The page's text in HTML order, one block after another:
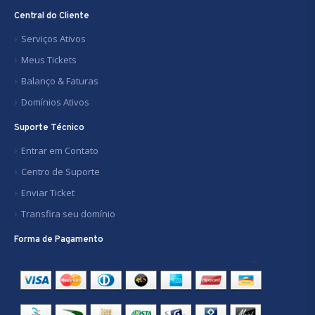
Central do Cliente
Serviços Ativos
Meus Tickets
Balanço & Faturas
Domínios Ativos
Suporte Técnico
Entrar em Contato
Centro de Suporte
Enviar Ticket
Transfira seu domínio
Forma de Pagamento